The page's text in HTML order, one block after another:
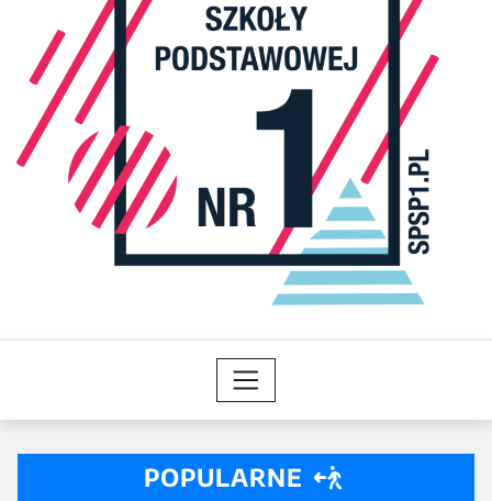
POPULARNE